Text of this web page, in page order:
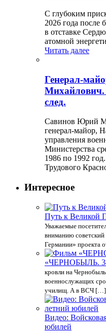
С глубоким
2026 года после
в отставке
атомной
Читать далее
Генерал-
Михайлович.
след.
Савинов Юрий
генерал-майор,
управления
Министерства
1986 по 1992
Трудового
Интересное
Путь к Великой
Уважаемые
вниманию
Германии» проекта
«ЧЕРНОБЫЛЬ.
кровли на
военнослужащих
училищ. А в ВСЧ […]
Видео:
юбилей